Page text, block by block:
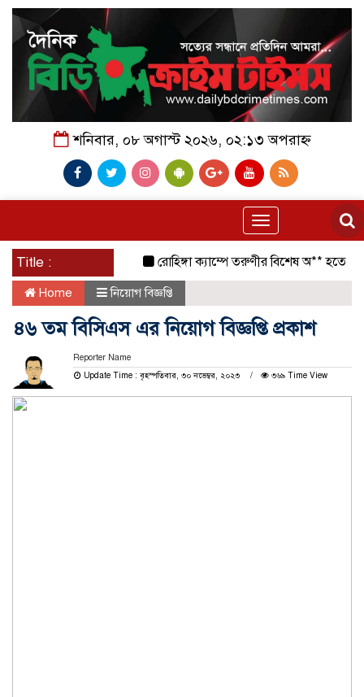
শনিবার, ০৮ অগাস্ট ২০২৬, ০২:১৩ অপরাহ্ন
Toggle
navigation
Title : রোহিঙ্গা ক্যাম্পে তরুণীর বিশেষ অ** হতে
Home নিয়োগ বিজ্ঞপ্তি
৪৬ তম বিসিএস এর নিয়োগ বিজ্ঞপ্তি প্রকাশ
Reporter Name
Update Time : বৃহস্পতিবার, ৩০ নভেম্বর, ২০২৩
৩৬৯ Time View